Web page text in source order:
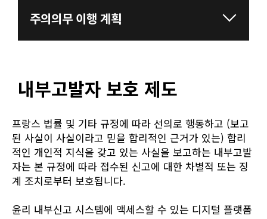
주의의무 이행 계획
내부고발자 보호 제도
프랑스 법률 및 기타 규정에 따라 선의로 행동하고 (보고
된 사실이 사실이라고 믿을 합리적인 근거가 있는) 합리
적인 개인적 지식을 갖고 있는 사실을 보고하는 내부고발
자는 본 규정에 따라 접수된 신고에 대한 차별적 또는 징
계 조치로부터 보호됩니다.
윤리 내부신고 시스템에 액세스할 수 있는 디지털 플랫폼